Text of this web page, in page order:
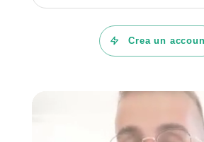
inoltre, la
un CRM
multipla di
Instagram, ecc.